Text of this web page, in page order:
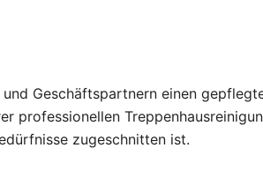
Geschäftspartnern einen
professionellen
zugeschnitten ist.